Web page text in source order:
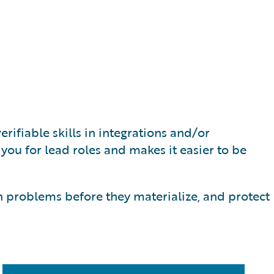
skills in integrations and/or
for lead roles and makes it easier to be
before they materialize, and protect